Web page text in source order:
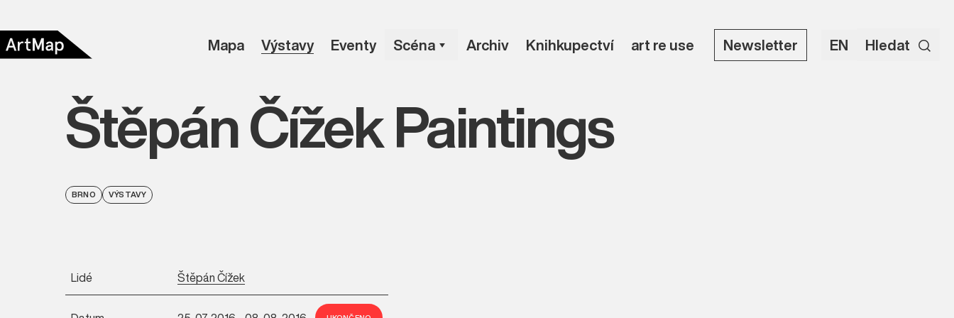
Mapa Výstavy Eventy Scéna Archiv Knihkupectví art re use Newsletter EN Hledat
Štěpán Čížek Paintings
BRNO VÝSTAVY
Lidé Štěpán Čížek